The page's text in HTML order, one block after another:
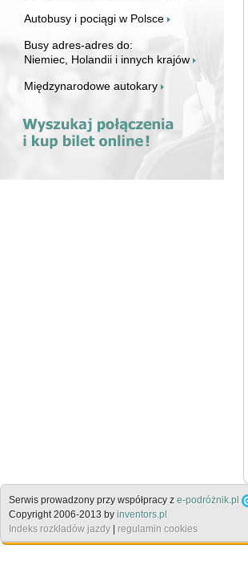
Autobusy i pociągi w Polsce
Busy adres-adres do:
Niemiec, Holandii i innych krajów
Międzynarodowe autokary
Serwis prowadzony przy współpracy z e-podróżnik.pl
Copyright 2006-2013 by inventors.pl
Indeks rozkładów jazdy | regulamin cookies